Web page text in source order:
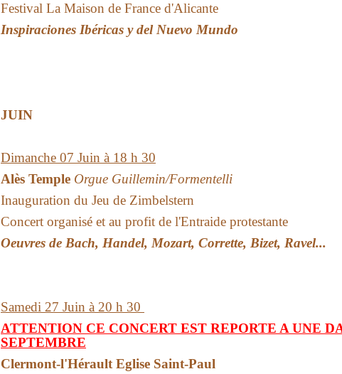
Festival La Maison de France d'Alicante
Inspiraciones Ibéricas y del Nuevo Mundo
JUIN
Dimanche 07 Juin à 18 h 30
Alès Temple Orgue Guillemin/Formentelli
Inauguration du Jeu de Zimbelstern
Concert organisé et au profit de l'Entraide protestante
Oeuvres de Bach, Handel, Mozart, Corrette, Bizet, Ravel...
Samedi 27 Juin à 20 h 30
ATTENTION CE CONCERT EST REPORTE A UNE
SEPTEMBRE
Clermont-l'Hérault Eglise Saint-Paul